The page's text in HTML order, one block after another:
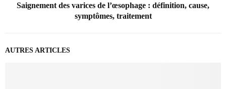
Saignement des varices de l’œsophage : définition, cause,
symptômes, traitement
AUTRES ARTICLES